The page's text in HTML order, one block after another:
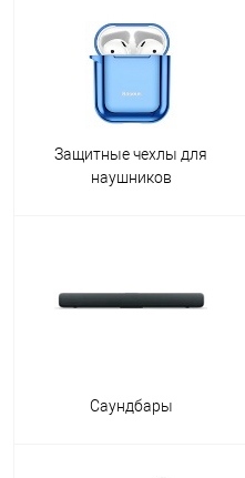
Защитные чехлы для
наушников
Саундбары